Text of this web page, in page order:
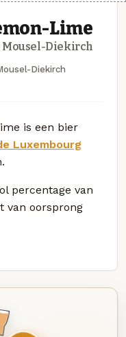
Lime
Mousel-Diekirch
Diekirch
is een bier
Luxembourg
percentage van
van oorsprong